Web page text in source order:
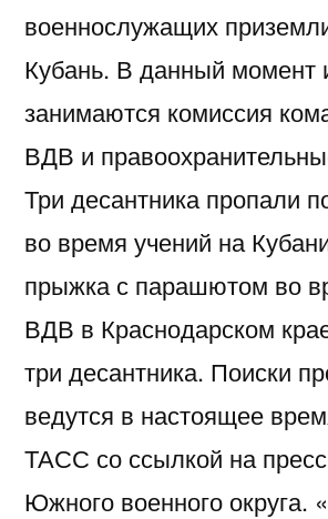
военнослужащих
Кубань. В данный момент
занимаются комиссия
ВДВ и
Три десантника пропали
во время учений на
прыжка с парашютом во
ВДВ в Краснодарском
три десантника. Поиски
ведутся в настоящее
ТАСС со ссылкой на
Южного военного округа.